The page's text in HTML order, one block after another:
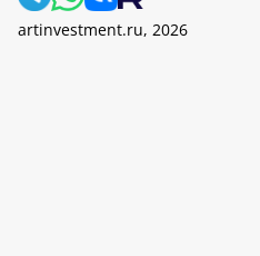
artinvestment.ru, 2026